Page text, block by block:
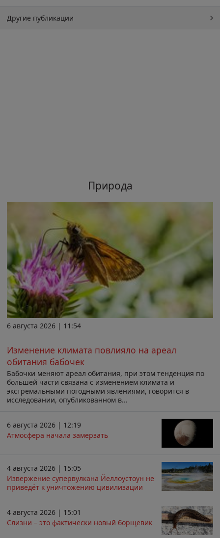
Другие публикации
Природа
6 августа 2026 | 11:54
Изменение климата повлияло на ареал
обитания бабочек
Бабочки меняют ареал обитания, при этом тенденция по
большей части связана с изменением климата и
экстремальными погодными явлениями, говорится в
исследовании, опубликованном в...
6 августа 2026 | 12:19
Атмосфера начала замерзать
4 августа 2026 | 15:05
Извержение супервулкана Йеллоустоун не
приведёт к уничтожению цивилизации
4 августа 2026 | 15:01
Слизни – это фактически новый борщевик